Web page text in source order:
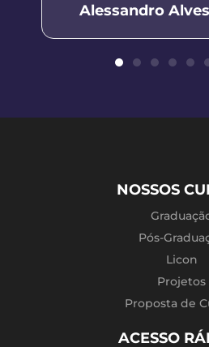
Alessandro
NOSSOS
Pós-
Licon
Projetos
Proposta de
ACESSO